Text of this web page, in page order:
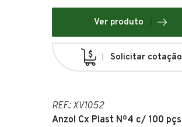
Ver produto
Solicitar cotação
REF.: XV1052
Anzol Cx Plast Nº4 c/ 100 pçs